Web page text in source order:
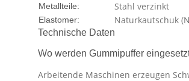
Technische Daten
Metallteile: Stahl verzinkt
Elastomer: Naturkautschuk
Wo werden Gummipuffer
Arbeitende Maschinen erzeugen